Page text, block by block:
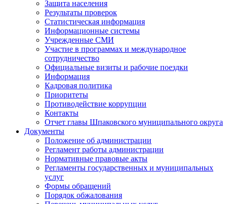
Защита населения
Результаты проверок
Статистическая информация
Информационные системы
Учрежденные СМИ
Участие в программах и международное
сотрудничество
Официальные визиты и рабочие поездки
Информация
Кадровая политика
Приоритеты
Противодействие коррупции
Контакты
Отчет главы Шпаковского муниципального округа
Документы
Положение об администрации
Регламент работы администрации
Нормативные правовые акты
Регламенты государственных и муниципальных
услуг
Формы обращений
Порядок обжалования